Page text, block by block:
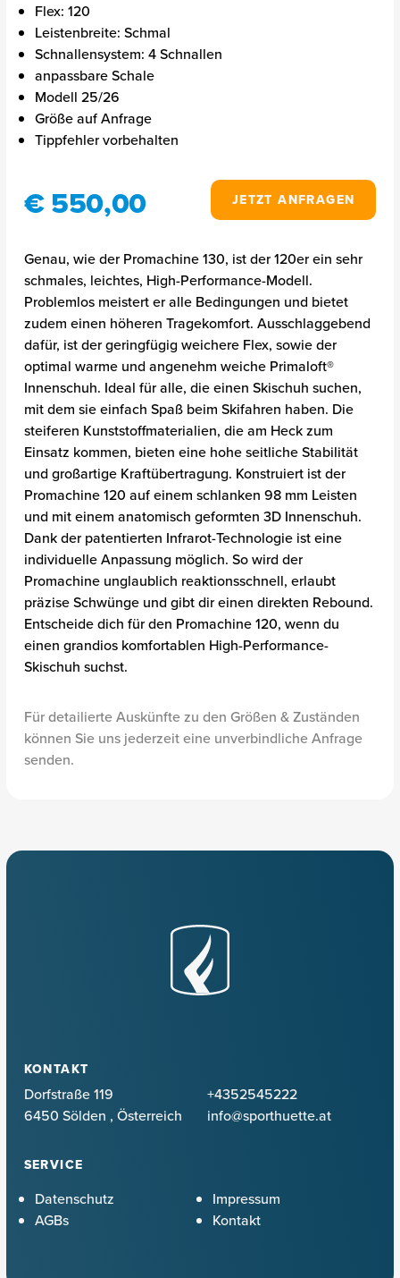
Flex: 120
Leistenbreite: Schmal
Schnallensystem: 4 Schnallen
anpassbare Schale
Modell 25/26
Größe auf Anfrage
Tippfehler vorbehalten
€ 550,00 JETZT ANFRAGEN
Genau, wie der Promachine 130, ist der 120er ein sehr
schmales, leichtes, High-Performance-Modell.
Problemlos meistert er alle Bedingungen und bietet
zudem einen höheren Tragekomfort. Ausschlaggebend
dafür, ist der geringfügig weichere Flex, sowie der
optimal warme und angenehm weiche Primaloft®
Innenschuh. Ideal für alle, die einen Skischuh suchen,
mit dem sie einfach Spaß beim Skifahren haben. Die
steiferen Kunststoffmaterialien, die am Heck zum
Einsatz kommen, bieten eine hohe seitliche Stabilität
und großartige Kraftübertragung. Konstruiert ist der
Promachine 120 auf einem schlanken 98 mm Leisten
und mit einem anatomisch geformten 3D Innenschuh.
Dank der patentierten Infrarot-Technologie ist eine
individuelle Anpassung möglich. So wird der
Promachine unglaublich reaktionsschnell, erlaubt
präzise Schwünge und gibt dir einen direkten Rebound.
Entscheide dich für den Promachine 120, wenn du
einen grandios komfortablen High-Performance-
Skischuh suchst.
Für detailierte Auskünfte zu den Größen & Zuständen
können Sie uns jederzeit eine unverbindliche Anfrage
senden.
KONTAKT
Dorfstraße 119
6450 Sölden , Österreich
+4352545222
info@sporthuette.at
SERVICE
Datenschutz
AGBs
Impressum
Kontakt